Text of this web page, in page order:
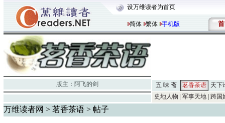
设万维读者为首页
简体 繁体 手机版 首
版主： 阿飞的剑 五 味 斋 茗香茶语
天下
史地人物
军事天地 跨国
万维读者网 > 茗香茶语 > 帖子